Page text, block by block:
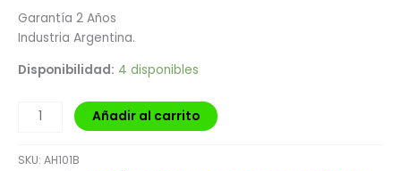
Garantía 2 Años
Industria Argentina.
Disponibilidad: 4 disponibles
Añadir al carrito
SKU: AH101B